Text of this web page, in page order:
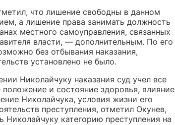
что лишение свободны в данном
а лишение права занимать должность
местного самоуправления, связанных
власти, — дополнительным. По его
без отбывания наказания,
установлено не было.
Николайчуку наказания суд учел все
и состояние здоровья, влияние
Николайчука, условия жизни его
преступления, отметил Окунев,
категорию преступления на